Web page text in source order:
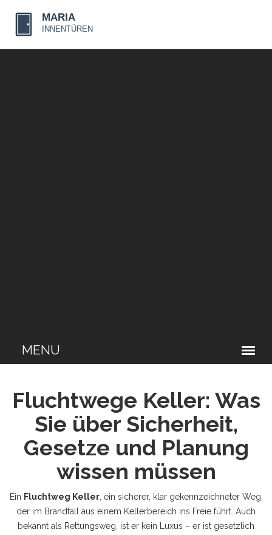
Fluchtwege Keller: Was
Sie über Sicherheit,
Gesetze und Planung
wissen müssen
Ein Fluchtweg Keller, ein sicherer, klar gekennzeichneter Weg,
der im Brandfall aus einem Kellerbereich ins Freie führt . Auch
bekannt als Rettungsweg , ist er kein Luxus – er ist gesetzlich